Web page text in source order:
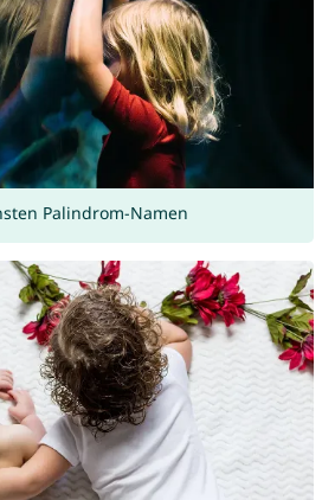
Palindrom-Namen